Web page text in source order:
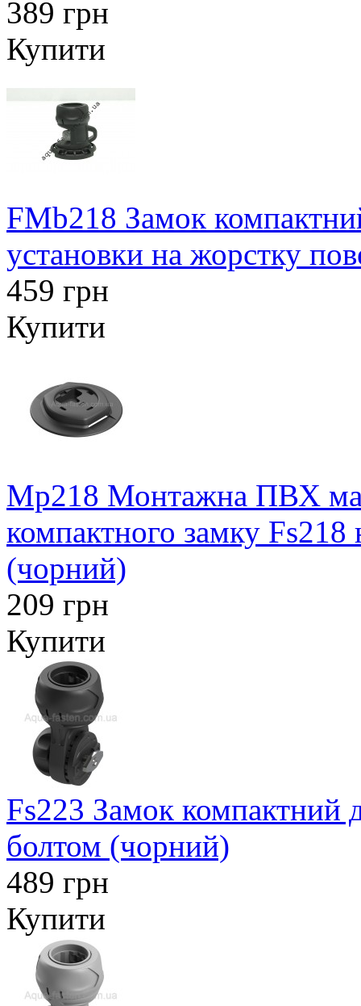
389 грн
Купити
FMb218 Замок
установки на жорстку
459 грн
Купити
Mp218 Монтажна ПВХ
компактного замку
(чорний)
209 грн
Купити
Fs223 Замок компактний
болтом (чорний)
489 грн
Купити